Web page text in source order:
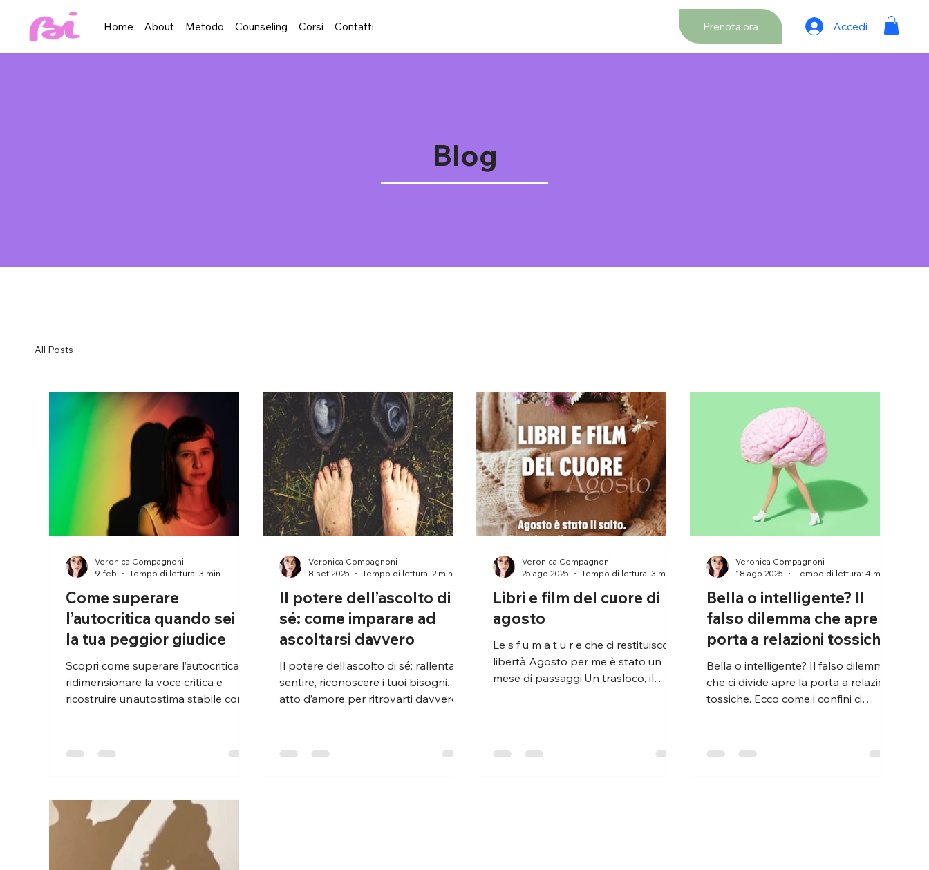
Home About Metodo Counseling Corsi Contatti Accedi
Prenota ora
Blog
All Posts
Come superare
l’autocritica quando sei tu
la tua peggior giudice
Scopri come superare l’autocritica,
ridimensionare la voce critica e
ricostruire un’autostima stabile con
Veronica Compagnoni
9 feb
Tempo di lettura: 3 min
Il potere dell’ascolto di
sé: come imparare ad
ascoltarsi davvero
Il potere dell’ascolto di sé: rallentare,
sentire, riconoscere i tuoi bisogni. Un
atto d’amore per ritrovarti davvero.
Veronica Compagnoni
8 set 2025
Tempo di lettura: 2 min
Libri e film del cuore di
agosto
Le s f u m a t u r e che ci restituiscono
libertà Agosto per me è stato un
mese di passaggi.Un trasloco, il
Veronica Compagnoni
25 ago 2025
Tempo di lettura: 3 min
Bella o intelligente? Il
falso dilemma che apre la
porta a relazioni tossiche
Bella o intelligente? Il falso dilemma
che ci divide apre la porta a relazioni
tossiche. Ecco come i confini ci
Veronica Compagnoni
18 ago 2025
Tempo di lettura: 4 min